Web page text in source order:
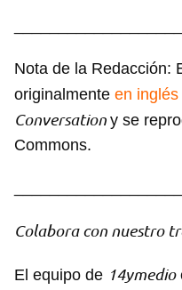
Nota de la Redacción:
originalmente en inglés
Conversation y se
Commons.
Colabora con nuestro
El equipo de 14ymedio